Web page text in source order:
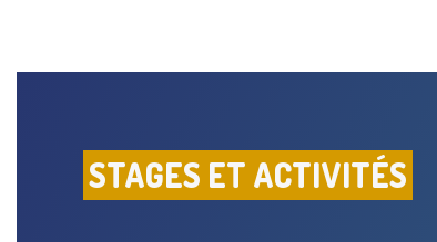
STAGES ET ACTIVITÉS